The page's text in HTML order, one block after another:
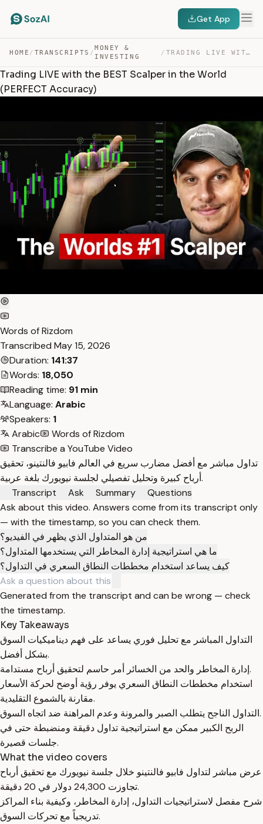
Get App
HOME / TRANSCRIPTS /
MONEY &
INVESTING
/ TRADING LIVE WITH THE BEST SCALPER IN THE WORLD (PERFEC… — TRANSCRIPT
Trading LIVE with the BEST Scalper in the World
(PERFECT Accuracy)
Words of Rizdom
Transcribed May 15, 2026
Duration: 141:37
Words: 18,050
Reading time: 91 min
Language: Arabic
Speakers: 1
Arabic
Words of Rizdom
Transcribe a YouTube Video
تداول مباشر مع أفضل مضارب سريع في العالم فابيو فالنتينو، تحقيق
أرباح كبيرة وتحليل تفصيلي لجلسة نيويورك بلغة عربية.
Transcript
Ask Summary
Questions
Ask about this video. Answers come from its transcript only
— with the timestamp, so you can check them.
من هو المتداول الذي يظهر في الفيديو؟
ما هي استراتيجية إدارة المخاطر التي يستخدمها المتداول؟
كيف يساعد استخدام مخططات النطاق السعري في التداول؟
Generated from the transcript and can be wrong — check
the timestamp.
Key Takeaways
التداول المباشر مع تحليل فوري يساعد على فهم ديناميكيات السوق
بشكل أفضل.
إدارة المخاطر والحد من الخسائر أمر حاسم لتحقيق أرباح مستدامة.
استخدام مخططات النطاق السعري يوفر رؤية أوضح لحركة الأسعار
مقارنة بالشموع التقليدية.
التداول الناجح يتطلب الصبر والمرونة وعدم المراهنة ضد اتجاه السوق.
الربح الكبير ممكن مع استراتيجية تداول دقيقة ومنضبطة حتى في
جلسات قصيرة.
What the video covers
عرض مباشر لتداول فابيو فالنتينو خلال جلسة نيويورك مع تحقيق أرباح
تجاوزت 24,300 دولار في 20 دقيقة.
شرح مفصل لاستراتيجيات التداول، إدارة المخاطر، وكيفية بناء المراكز
تدريجياً مع تحركات السوق.